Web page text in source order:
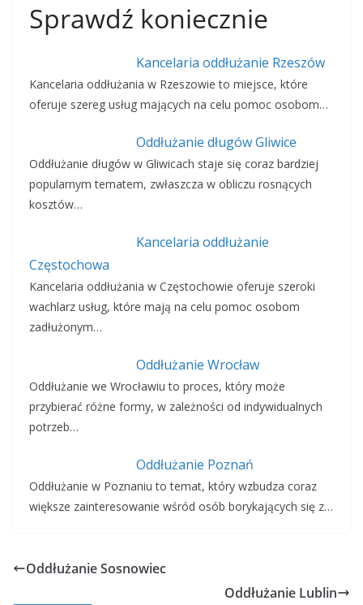
Sprawdź koniecznie
Kancelaria oddłużanie Rzeszów
Kancelaria oddłużania w Rzeszowie to miejsce, które
oferuje szereg usług mających na celu pomoc osobom…
Oddłużanie długów Gliwice
Oddłużanie długów w Gliwicach staje się coraz bardziej
popularnym tematem, zwłaszcza w obliczu rosnących
kosztów…
Kancelaria oddłużanie
Częstochowa
Kancelaria oddłużania w Częstochowie oferuje szeroki
wachlarz usług, które mają na celu pomoc osobom
zadłużonym…
Oddłużanie Wrocław
Oddłużanie we Wrocławiu to proces, który może
przybierać różne formy, w zależności od indywidualnych
potrzeb…
Oddłużanie Poznań
Oddłużanie w Poznaniu to temat, który wzbudza coraz
większe zainteresowanie wśród osób borykających się z…
Oddłużanie Sosnowiec
Oddłużanie Lublin